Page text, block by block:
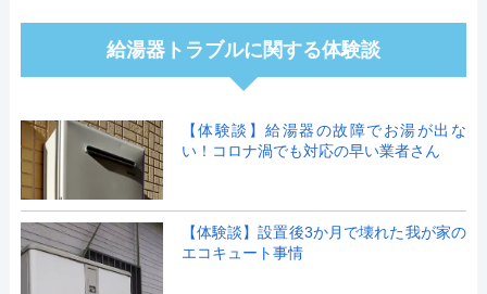
給湯器トラブルに関する体験談
【体験談】給湯器の故障でお湯が出な
い！コロナ渦でも対応の早い業者さん
【体験談】設置後3か月で壊れた我が家の
エコキュート事情